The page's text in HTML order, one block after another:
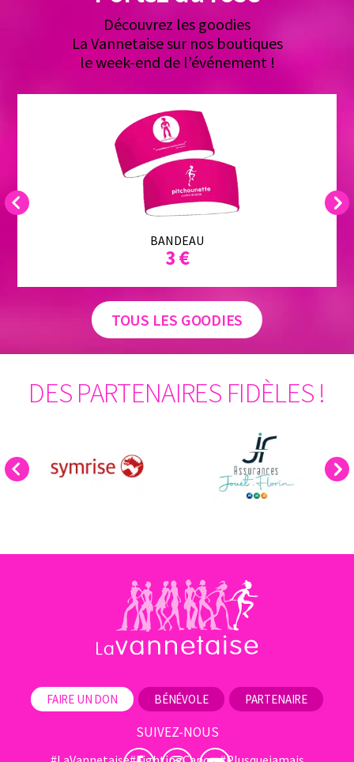
Découvrez les goodies
La Vannetaise sur nos boutiques
le week-end de l’événement !
TOUS LES GOODIES
Previous
BANDEAU
3 €
Next
DES PARTENAIRES FIDÈLES !
Previous Next
FAIRE UN DON BÉNÉVOLE PARTENAIRE
SUIVEZ-NOUS